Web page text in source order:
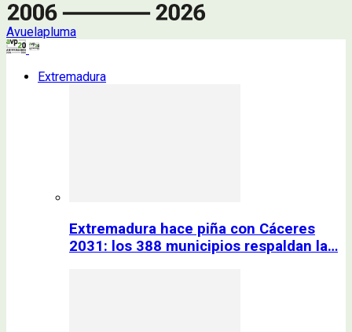
Avuelapluma
Extremadura
Extremadura hace piña con Cáceres
2031: los 388 municipios respaldan la…